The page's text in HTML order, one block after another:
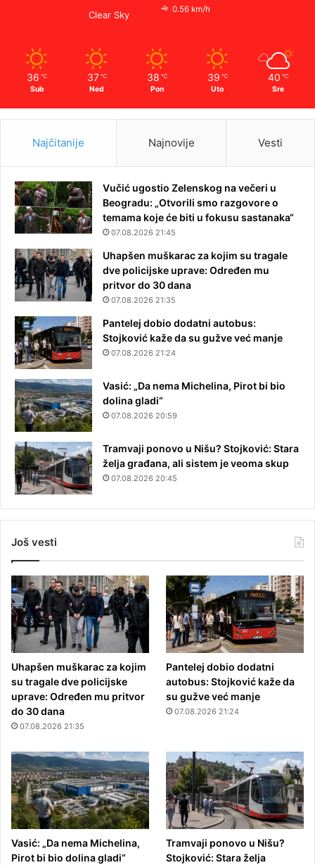
Clear Sky
0.56 km/h
36 ℃
Sub
37 ℃
Ned
38 ℃
Pon
39 ℃
Uto
40 ℃
Sre
Najčitanije Najnovije Vesti
Vučić ugostio Zelenskog na večeri u
Beogradu: „Otvorili smo razgovore o
temama koje će biti u fokusu sastanaka“
07.08.2026 21:45
Uhapšen muškarac za kojim su tragale
dve policijske uprave: Određen mu
pritvor do 30 dana
07.08.2026 21:35
Pantelej dobio dodatni autobus:
Stojković kaže da su gužve već manje
07.08.2026 21:24
Vasić: „Da nema Michelina, Pirot bi bio
dolina gladi“
07.08.2026 20:59
Tramvaji ponovo u Nišu? Stojković: Stara
želja građana, ali sistem je veoma skup
07.08.2026 20:45
Još vesti
Uhapšen muškarac za kojim
su tragale dve policijske
uprave: Određen mu pritvor
do 30 dana
07.08.2026 21:35
Pantelej dobio dodatni
autobus: Stojković kaže da
su gužve već manje
07.08.2026 21:24
Vasić: „Da nema Michelina,
Pirot bi bio dolina gladi“
Tramvaji ponovo u Nišu?
Stojković: Stara želja